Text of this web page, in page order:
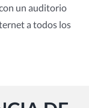
un auditorio
a todos los